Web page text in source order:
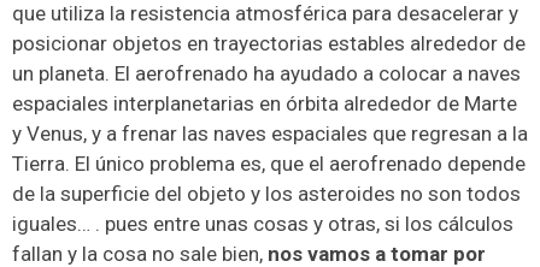
que utiliza la resistencia atmosférica para desacelerar y
posicionar objetos en trayectorias estables alrededor de
un planeta. El aerofrenado ha ayudado a colocar a naves
espaciales interplanetarias en órbita alrededor de Marte
y Venus, y a frenar las naves espaciales que regresan a la
Tierra. El único problema es, que el aerofrenado depende
de la superficie del objeto y los asteroides no son todos
iguales… . pues entre unas cosas y otras, si los cálculos
fallan y la cosa no sale bien, nos vamos a tomar por